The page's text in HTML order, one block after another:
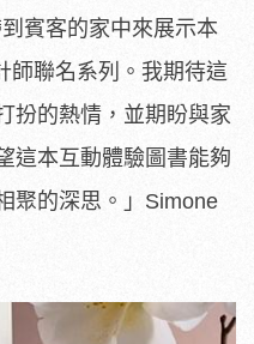
賓客的家中來展示本
師聯名系列。我期待這
扮的熱情，並期盼與家
這本互動體驗圖書能夠
聚的深思。」Simone